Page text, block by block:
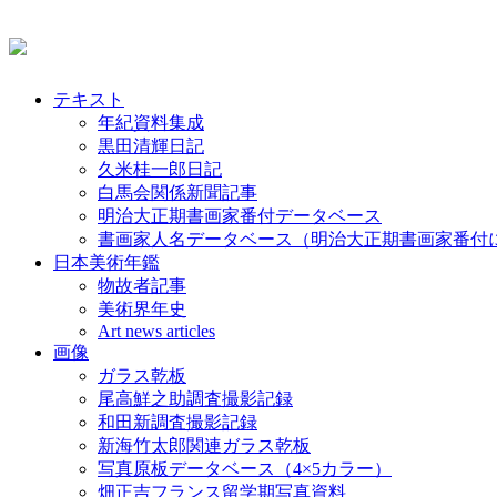
テキスト
年紀資料集成
黒田清輝日記
久米桂一郎日記
白馬会関係新聞記事
明治大正期書画家番付データベース
書画家人名データベース（明治大正期書画家番付
日本美術年鑑
物故者記事
美術界年史
Art news articles
画像
ガラス乾板
尾高鮮之助調査撮影記録
和田新調査撮影記録
新海竹太郎関連ガラス乾板
写真原板データベース（4×5カラー）
畑正吉フランス留学期写真資料